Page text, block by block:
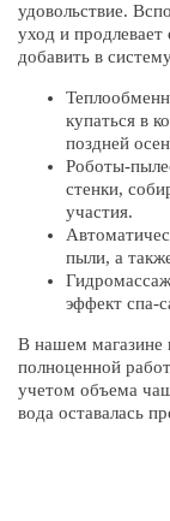
удовольствие.
уход и
добавить в
купаться в
поздней
Роботы-
стенки,
участия.
пыли, а
эффект спа-
В нашем магазине
полноценной
учетом объема
вода оставалась